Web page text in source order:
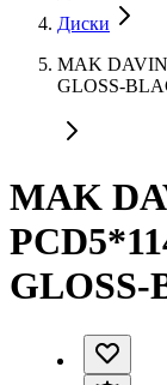
Диски
MAK
GLOSS-
MAK